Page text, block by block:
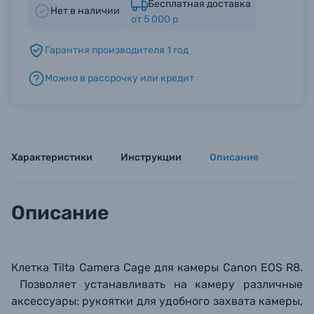
Уценённые товары
Нет в наличии
Бесплатная доставка
от 5 000 р
Гарантия производителя 1 год
Можно в рассрочку или кредит
Характеристики Инструкции Описание
Описание
Клетка Tilta Camera Cage для камеры Canon EOS R8.
Позволяет устанавливать на камеру различные
аксессуары: рукоятки для удобного захвата камеры,